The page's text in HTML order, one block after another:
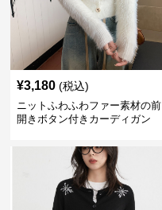
¥3,180 (税込)
ニットふわふわファー素材の前
開きボタン付きカーディガン